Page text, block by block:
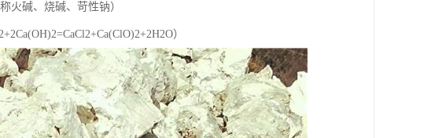
碱、烧碱、苛性钠）
）